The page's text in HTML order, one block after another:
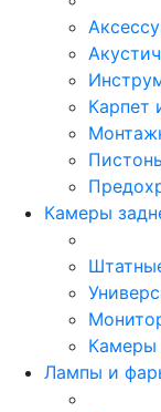
Карпет
Камеры
Камеры
Лампы и